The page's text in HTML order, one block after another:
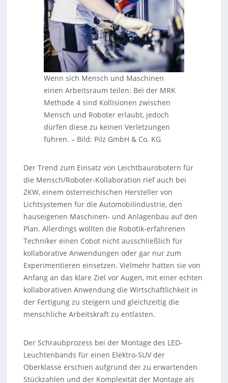
Wenn sich Mensch und Maschinen
einen Arbeitsraum teilen: Bei der MRK
Methode 4 sind Kollisionen zwischen
Mensch und Roboter erlaubt, jedoch
dürfen diese zu keinen Verletzungen
führen. – Bild: Pilz GmbH & Co. KG
Der Trend zum Einsatz von Leichtbaurobotern für
die Mensch/Roboter-Kollaboration rief auch bei
ZKW, einem österreichischen Hersteller von
Lichtsystemen für die Automobilindustrie, den
hauseigenen Maschinen- und Anlagenbau auf den
Plan. Allerdings wollten die Robotik-erfahrenen
Techniker einen Cobot nicht ausschließlich für
kollaborative Anwendungen oder gar nur zum
Experimentieren einsetzen. Vielmehr hatten sie von
Anfang an das klare Ziel vor Augen, mit einer echten
kollaborativen Anwendung die Wirtschaftlichkeit in
der Fertigung zu steigern und gleichzeitig die
menschliche Arbeitskraft zu entlasten.
Der Schraubprozess bei der Montage des LED-
Leuchtenbands für einen Elektro-SUV der
Oberklasse erschien aufgrund der zu erwartenden
Stückzahlen und der Komplexität der Montage als